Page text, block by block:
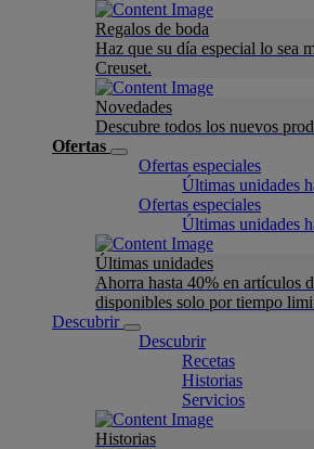
Regalos de boda
Haz que su día especial lo sea
Creuset.
Novedades
Descubre todos los nuevos
Ofertas
Ofertas especiales
Últimas unidades
Ofertas especiales
Últimas unidades
Últimas unidades
Ahorra hasta 40% en artículos
disponibles solo por tiempo
Descubrir
Descubrir
Recetas
Historias
Servicios
Historias